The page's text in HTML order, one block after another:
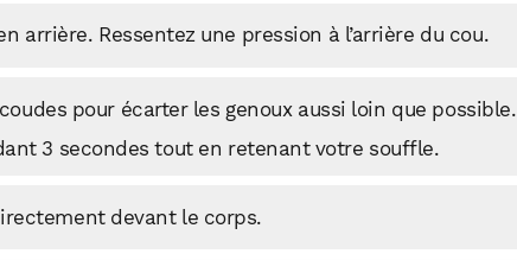
arrière. Ressentez une pression à l’arrière du cou.
pour écarter les genoux aussi loin que possible.
3 secondes tout en retenant votre souffle.
devant le corps.